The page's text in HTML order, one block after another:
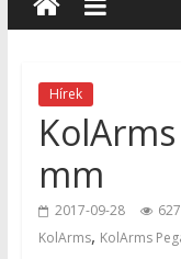
Hírek
mm
2017-09-28
KolArms, KolArms